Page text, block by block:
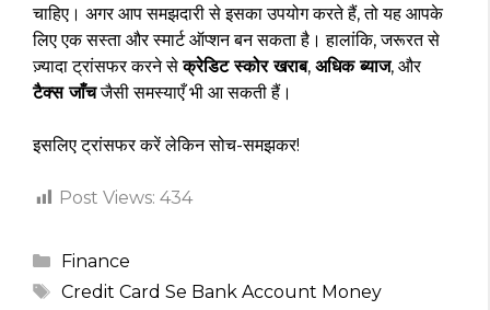
चाहिए। अगर आप समझदारी से इसका उपयोग करते हैं, तो यह आपके
लिए एक सस्ता और स्मार्ट ऑप्शन बन सकता है। हालांकि, जरूरत से
ज़्यादा ट्रांसफर करने सेक्रेडिट स्कोर खराब, अधिक ब्याज, और
टैक्स जाँचजैसी समस्याएँ भी आ सकती हैं।
इसलिए ट्रांसफर करें लेकिन सोच-समझकर!
Post Views: 434
Categories
Finance
Tags
Credit Card Se Bank Account Money